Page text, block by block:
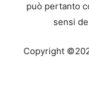
può pertanto
sensi
Copyright